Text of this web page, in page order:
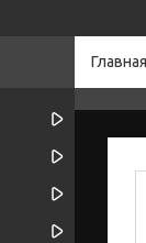
Главная